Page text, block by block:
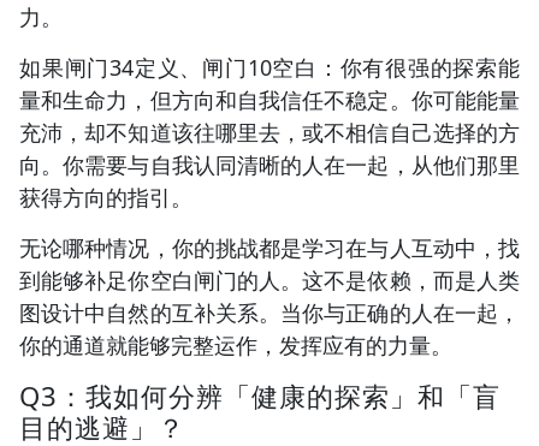
力。
如果闸门34定义、闸门10空白：你有很强的探索能
量和生命力，但方向和自我信任不稳定。你可能能量
充沛，却不知道该往哪里去，或不相信自己选择的方
向。你需要与自我认同清晰的人在一起，从他们那里
获得方向的指引。
无论哪种情况，你的挑战都是学习在与人互动中，找
到能够补足你空白闸门的人。这不是依赖，而是人类
图设计中自然的互补关系。当你与正确的人在一起，
你的通道就能够完整运作，发挥应有的力量。
Q3：我如何分辨「健康的探索」和「盲
目的逃避」？